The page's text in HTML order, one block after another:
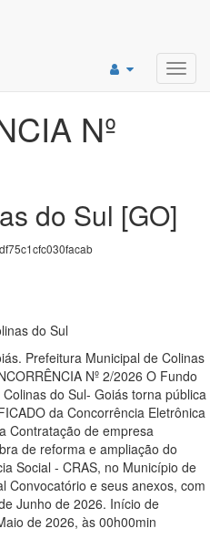
Nº
do Sul [GO]
do Sul
Prefeitura Municipal de Colinas
Nº 2/2026 O Fundo
do Sul- Goiás torna pública
da Concorrência Eletrônica
Contratação de empresa
de reforma e ampliação do
Social - CRAS, no Município de
Convocatório e seus anexos, com
Junho de 2026. Início de
de 2026, às 00h00min